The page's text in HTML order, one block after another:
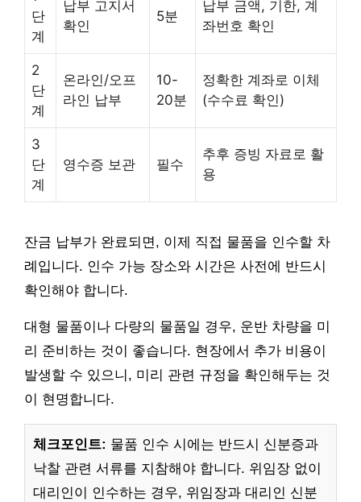
단
계
납부 고지서
확인
5분
납부 금액, 기한, 계
좌번호 확인
2
단
계
온라인/오프
라인 납부
10-
20분
정확한 계좌로 이체
(수수료 확인)
3
단
계
영수증 보관 필수
추후 증빙 자료로 활
용
잔금 납부가 완료되면, 이제 직접 물품을 인수할 차
례입니다. 인수 가능 장소와 시간은 사전에 반드시
확인해야 합니다.
대형 물품이나 다량의 물품일 경우, 운반 차량을 미
리 준비하는 것이 좋습니다. 현장에서 추가 비용이
발생할 수 있으니, 미리 관련 규정을 확인해두는 것
이 현명합니다.
체크포인트: 물품 인수 시에는 반드시 신분증과
낙찰 관련 서류를 지참해야 합니다. 위임장 없이
대리인이 인수하는 경우, 위임장과 대리인 신분